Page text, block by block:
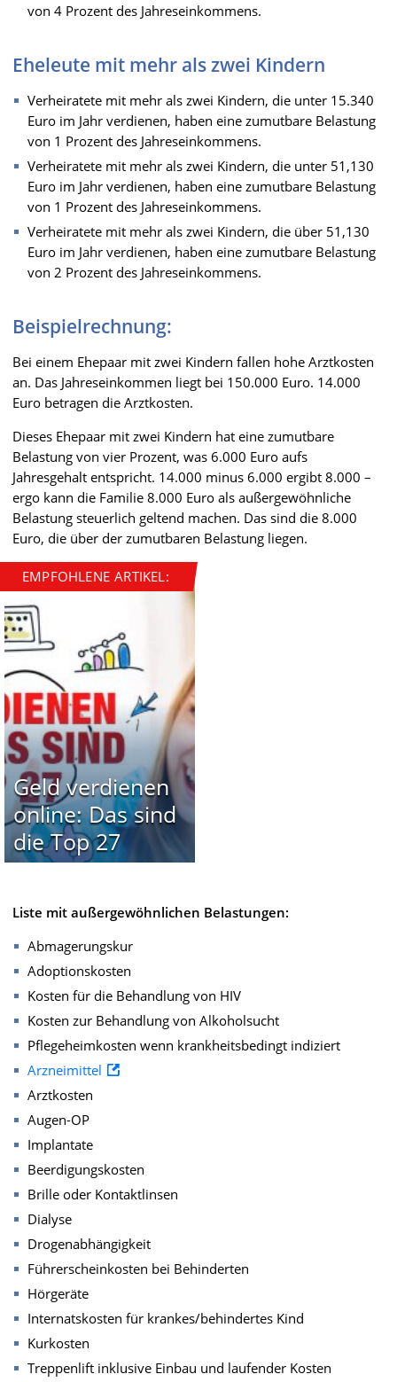
von 4 Prozent des Jahreseinkommens.
Eheleute mit mehr als zwei Kindern
Verheiratete mit mehr als zwei Kindern, die unter 15.340
Euro im Jahr verdienen, haben eine zumutbare Belastung
von 1 Prozent des Jahreseinkommens.
Verheiratete mit mehr als zwei Kindern, die unter 51,130
Euro im Jahr verdienen, haben eine zumutbare Belastung
von 1 Prozent des Jahreseinkommens.
Verheiratete mit mehr als zwei Kindern, die über 51,130
Euro im Jahr verdienen, haben eine zumutbare Belastung
von 2 Prozent des Jahreseinkommens.
Beispielrechnung:
Bei einem Ehepaar mit zwei Kindern fallen hohe Arztkosten
an. Das Jahreseinkommen liegt bei 150.000 Euro. 14.000
Euro betragen die Arztkosten.
Dieses Ehepaar mit zwei Kindern hat eine zumutbare
Belastung von vier Prozent, was 6.000 Euro aufs
Jahresgehalt entspricht. 14.000 minus 6.000 ergibt 8.000 –
ergo kann die Familie 8.000 Euro als außergewöhnliche
Belastung steuerlich geltend machen. Das sind die 8.000
Euro, die über der zumutbaren Belastung liegen.
EMPFOHLENE ARTIKEL:
Geld verdienen
online: Das sind
die Top 27
Liste mit außergewöhnlichen Belastungen:
Abmagerungskur
Adoptionskosten
Kosten für die Behandlung von HIV
Kosten zur Behandlung von Alkoholsucht
Pflegeheimkosten wenn krankheitsbedingt indiziert
Arzneimittel
Arztkosten
Augen-OP
Implantate
Beerdigungskosten
Brille oder Kontaktlinsen
Dialyse
Drogenabhängigkeit
Führerscheinkosten bei Behinderten
Hörgeräte
Internatskosten für krankes/behindertes Kind
Kurkosten
Treppenlift inklusive Einbau und laufender Kosten